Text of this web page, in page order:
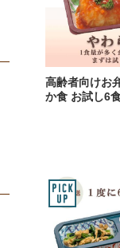
高齢者向けお
か食 お試し6